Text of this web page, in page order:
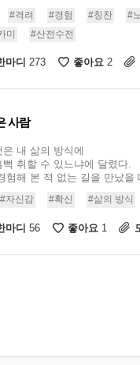
#격려 #경험 #칭찬 #
미
#산전수전
마디 273 좋아요 2
사람
은 내 삶의 방식에
뻑 취할 수 있느냐에 달렸다.
험해 본 적 없는 길을 만났을
#자신감 #확신 #삶의 방식
마디 56 좋아요 1